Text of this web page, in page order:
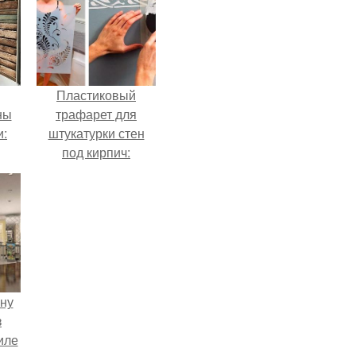
Пластиковый
трафарет для
штукатурки стен
под кирпич: